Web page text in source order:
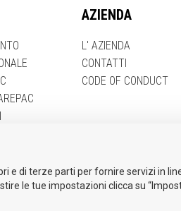
AZIENDA
L' AZIENDA
CONTATTI
CODE OF CONDUCT
e di terze parti per fornire servizi in
le tue impostazioni clicca su